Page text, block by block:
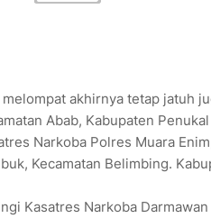
akhirnya tetap jatuh
Abab, Kabupaten
Narkoba Polres Muara
Kecamatan Belimbing.
Kasatres Narkoba